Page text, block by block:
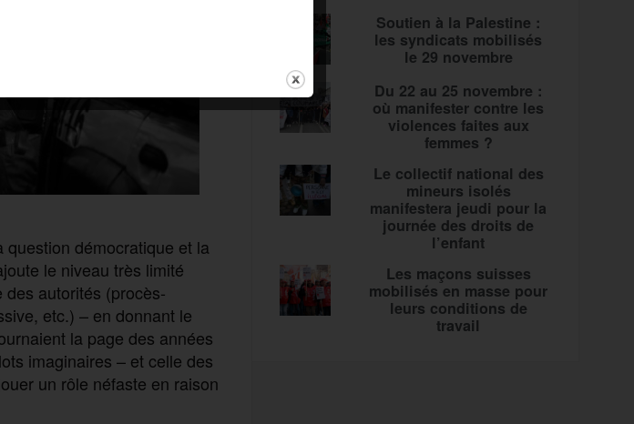
question démocratique et la
le niveau très limité
des autorités (procès-
etc.) – en donnant le
la page des années
imaginaires – et celle des
un rôle néfaste en raison
Soutien à la Palestine :
les syndicats mobilisés
le 29 novembre
Du 22 au 25 novembre :
où manifester contre les
violences faites aux
femmes ?
Le collectif national des
mineurs isolés
manifestera jeudi pour la
journée des droits de
l’enfant
Les maçons suisses
mobilisés en masse pour
leurs conditions de
travail